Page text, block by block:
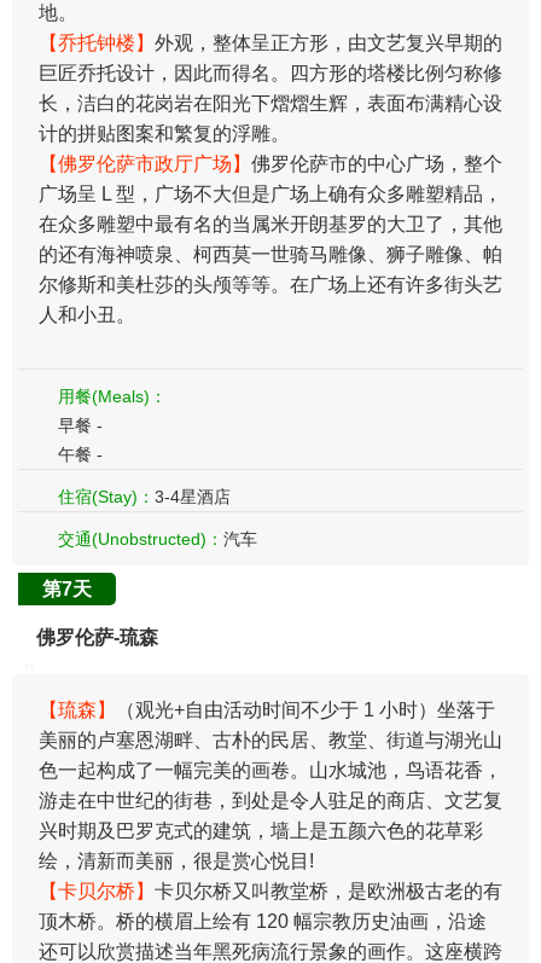
地。
【乔托钟楼】 外观，整体呈正方形，由文艺复兴早期的
巨匠乔托设计，因此而得名。四方形的塔楼比例匀称修
长，洁白的花岗岩在阳光下熠熠生辉，表面布满精心设
计的拼贴图案和繁复的浮雕。
【佛罗伦萨市政厅广场】 佛罗伦萨市的中心广场，整个
广场呈 L 型，广场不大但是广场上确有众多雕塑精品，
在众多雕塑中最有名的当属米开朗基罗的大卫了，其他
的还有海神喷泉、柯西莫一世骑马雕像、狮子雕像、帕
尔修斯和美杜莎的头颅等等。在广场上还有许多街头艺
人和小丑。
用餐(Meals)：
早餐 -
午餐 -
住宿(Stay)： 3-4星酒店
交通(Unobstructed)： 汽车
第7天
佛罗伦萨-琉森
【琉森】
（观光+自由活动时间不少于 1 小时）坐落于
美丽的卢塞恩湖畔、古朴的民居、教堂、街道与湖光山
色一起构成了一幅完美的画卷。山水城池，鸟语花香，
游走在中世纪的街巷，到处是令人驻足的商店、文艺复
兴时期及巴罗克式的建筑，墙上是五颜六色的花草彩
绘，清新而美丽，很是赏心悦目!
【卡贝尔桥】 卡贝尔桥又叫教堂桥，是欧洲极古老的有
顶木桥。桥的横眉上绘有 120 幅宗教历史油画，沿途
还可以欣赏描述当年黑死病流行景象的画作。这座横跨